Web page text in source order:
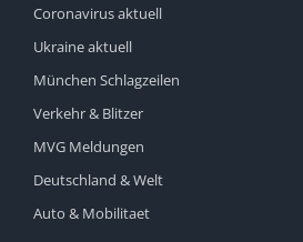
Coronavirus aktuell
Ukraine aktuell
München Schlagzeilen
Verkehr & Blitzer
MVG Meldungen
Deutschland & Welt
Auto & Mobilitaet